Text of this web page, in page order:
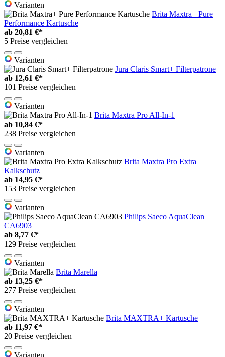
Varianten
Brita Maxtra+ Pure
Performance Kartusche
ab 20,81 €*
5 Preise vergleichen
Varianten
Jura Claris Smart+ Filterpatrone
ab 12,61 €*
101 Preise vergleichen
Varianten
Brita Maxtra Pro All-In-1
ab 10,84 €*
238 Preise vergleichen
Varianten
Brita Maxtra Pro Extra
Kalkschutz
ab 14,95 €*
153 Preise vergleichen
Varianten
Philips Saeco AquaClean
CA6903
ab 8,77 €*
129 Preise vergleichen
Varianten
Brita Marella
ab 13,25 €*
277 Preise vergleichen
Varianten
Brita MAXTRA+ Kartusche
ab 11,97 €*
20 Preise vergleichen